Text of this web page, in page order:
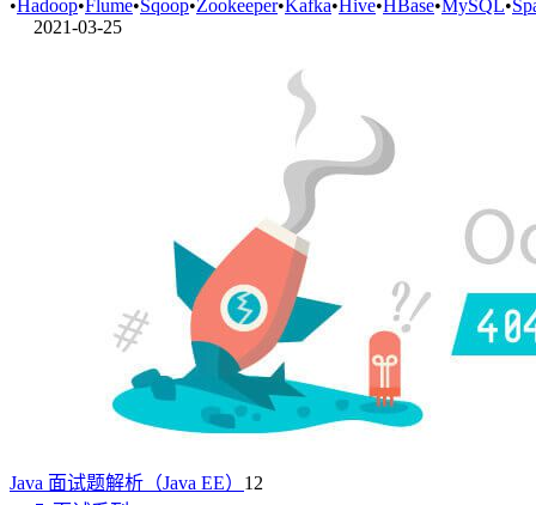
•Hadoop•Flume•Sqoop•Zookeeper•Kafka•Hive•HBase•MySQL•
2021-03-25
Java 面试题解析（Java EE） 12